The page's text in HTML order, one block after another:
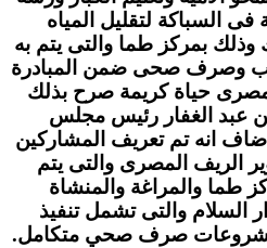
فى السباكة لتقليل المياه
وذلك بمركز طما والتى يتم به
وصرف صحى ضمن المبادرة
حياة كريمة صرح بذلك
عبد الغفار رئيس مجلس
انه تم تعريف المشاركين
الريف المصرى والتى يتم
قرية بمراكز طما والمراغة والمنشاة
السلام والتى تشمل تنفيذ
صرف صحي متكامل.